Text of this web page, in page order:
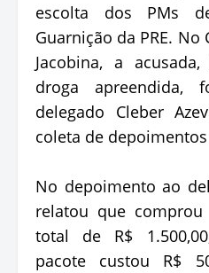
escolta dos PMs
Guarnição da PRE.
Jacobina, a
droga apreendida,
delegado Cleber
coleta de
No depoimento ao
relatou que
total de R$
pacote custou R$